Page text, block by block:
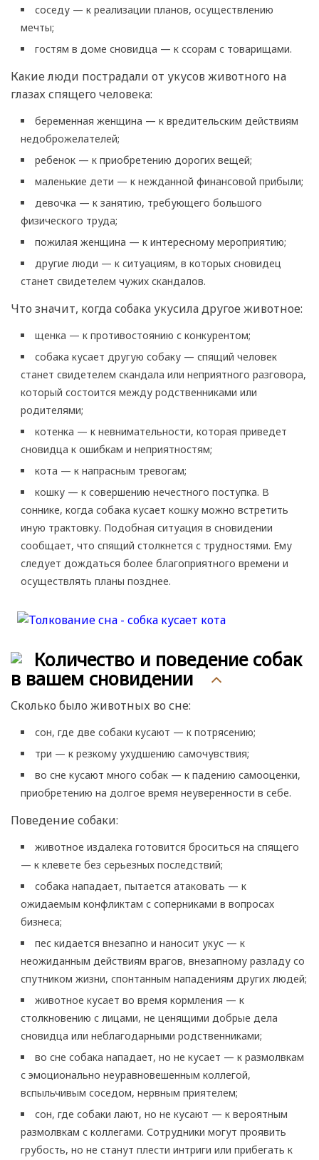
соседу — к реализации планов, осуществлению
мечты;
гостям в доме сновидца — к ссорам с товарищами.
Какие люди пострадали от укусов животного на
глазах спящего человека:
беременная женщина — к вредительским действиям
недоброжелателей;
ребенок — к приобретению дорогих вещей;
маленькие дети — к нежданной финансовой прибыли;
девочка — к занятию, требующего большого
физического труда;
пожилая женщина — к интересному мероприятию;
другие люди — к ситуациям, в которых сновидец
станет свидетелем чужих скандалов.
Что значит, когда собака укусила другое животное:
щенка — к противостоянию с конкурентом;
собака кусает другую собаку — спящий человек
станет свидетелем скандала или неприятного разговора,
который состоится между родственниками или
родителями;
котенка — к невнимательности, которая приведет
сновидца к ошибкам и неприятностям;
кота — к напрасным тревогам;
кошку — к совершению нечестного поступка. В
соннике, когда собака кусает кошку можно встретить
иную трактовку. Подобная ситуация в сновидении
сообщает, что спящий столкнется с трудностями. Ему
следует дождаться более благоприятного времени и
осуществлять планы позднее.
Количество и поведение собак
в вашем сновидении
Сколько было животных во сне:
сон, где две собаки кусают — к потрясению;
три — к резкому ухудшению самочувствия;
во сне кусают много собак — к падению самооценки,
приобретению на долгое время неуверенности в себе.
Поведение собаки:
животное издалека готовится броситься на спящего
— к клевете без серьезных последствий;
собака нападает, пытается атаковать — к
ожидаемым конфликтам с соперниками в вопросах
бизнеса;
пес кидается внезапно и наносит укус — к
неожиданным действиям врагов, внезапному разладу со
спутником жизни, спонтанным нападениям других людей;
животное кусает во время кормления — к
столкновению с лицами, не ценящими добрые дела
сновидца или неблагодарными родственниками;
во сне собака нападает, но не кусает — к размолвкам
с эмоционально неуравновешенным коллегой,
вспыльчивым соседом, нервным приятелем;
сон, где собаки лают, но не кусают — к вероятным
размолвкам с коллегами. Сотрудники могут проявить
грубость, но не станут плести интриги или прибегать к